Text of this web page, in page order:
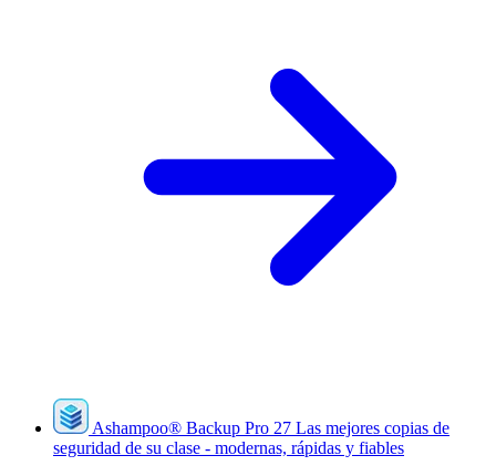
Ashampoo® Backup Pro 27 Las mejores copias de
seguridad de su clase - modernas, rápidas y fiables